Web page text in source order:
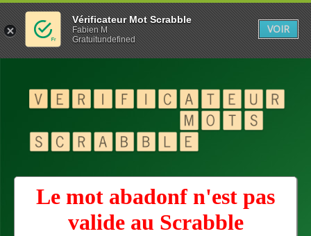
Le mot abadonf n'est pas
valide au Scrabble
Vérificateur Mot Scrabble
Fabien M
Gratuitundefined
VOIR